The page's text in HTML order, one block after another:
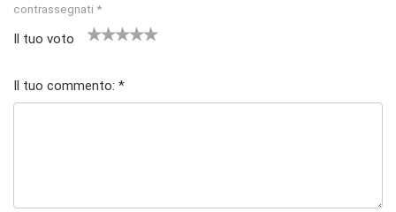
contrassegnati *
Il tuo voto
el
stell
e su
stelle
su 5
su 5
Il tuo commento: *